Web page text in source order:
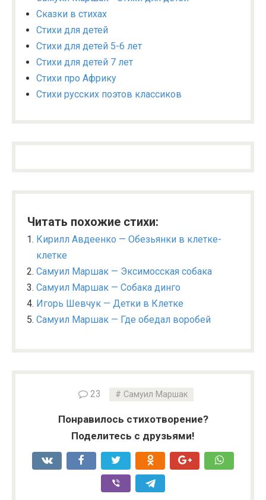
Сказки в стихах
Стихи для детей
Стихи для детей 5-6 лет
Стихи для детей 7 лет
Стихи про Африку
Стихи русских поэтов классиков
Читать похожие стихи:
Кирилл Авдеенко — Обезьянки в клетке-
клетке
Самуил Маршак — Эксимосская собака
Самуил Маршак — Собака динго
Игорь Шевчук — Детки в Клетке
Самуил Маршак — Где обедал воробей
23 Самуил Маршак
Понравилось стихотворение?
Поделитесь с друзьями!